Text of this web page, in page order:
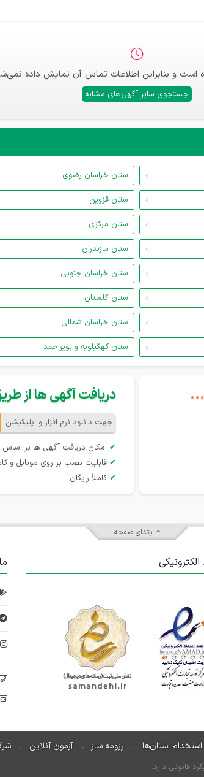
و بنابراین اطلاعات تماس آن نمایش داده
جستجوی سایر آگهی‌های مشابه
استان خراسان رضوی
استان قزوین
استان مرکزی
استان مازندران
استان خراسان جنوبی
استان گلستان
استان خراسان شمالی
استان کهگیلویه و بویراحمد
دریافت آگهی ها از
جهت دانلود نرم افزار و اپلیکیشن
✔ امکان دریافت آگهی ها بر
✔ قابلیت نصب بر روی موبایل و
✔ کاملاً رایگان
ابتدای صفحه
استخدام استان‌ها رزومه ساز آزمون آنلاین
قانونی دارد.